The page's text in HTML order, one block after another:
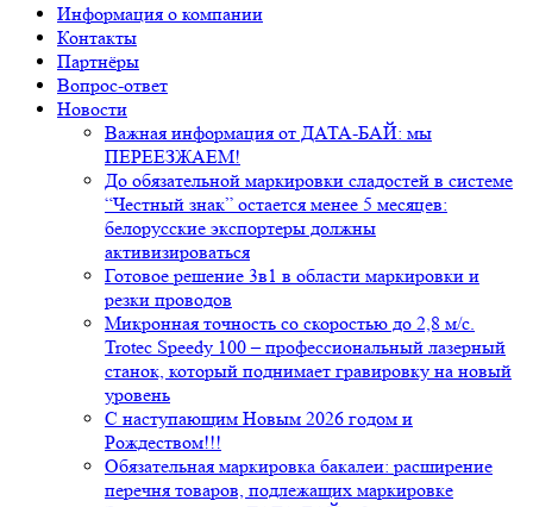
Информация о компании
Контакты
Партнёры
Вопрос-ответ
Новости
Важная информация от ДАТА-БАЙ: мы
ПЕРЕЕЗЖАЕМ!
До обязательной маркировки сладостей в системе
“Честный знак” остается менее 5 месяцев:
белорусские экспортеры должны
активизироваться
Готовое решение 3в1 в области маркировки и
резки проводов
Микронная точность со скоростью до 2,8 м/с.
Trotec Speedy 100 – профессиональный лазерный
станок, который поднимает гравировку на новый
уровень
С наступающим Новым 2026 годом и
Рождеством!!!
Обязательная маркировка бакалеи: расширение
перечня товаров, подлежащих маркировке